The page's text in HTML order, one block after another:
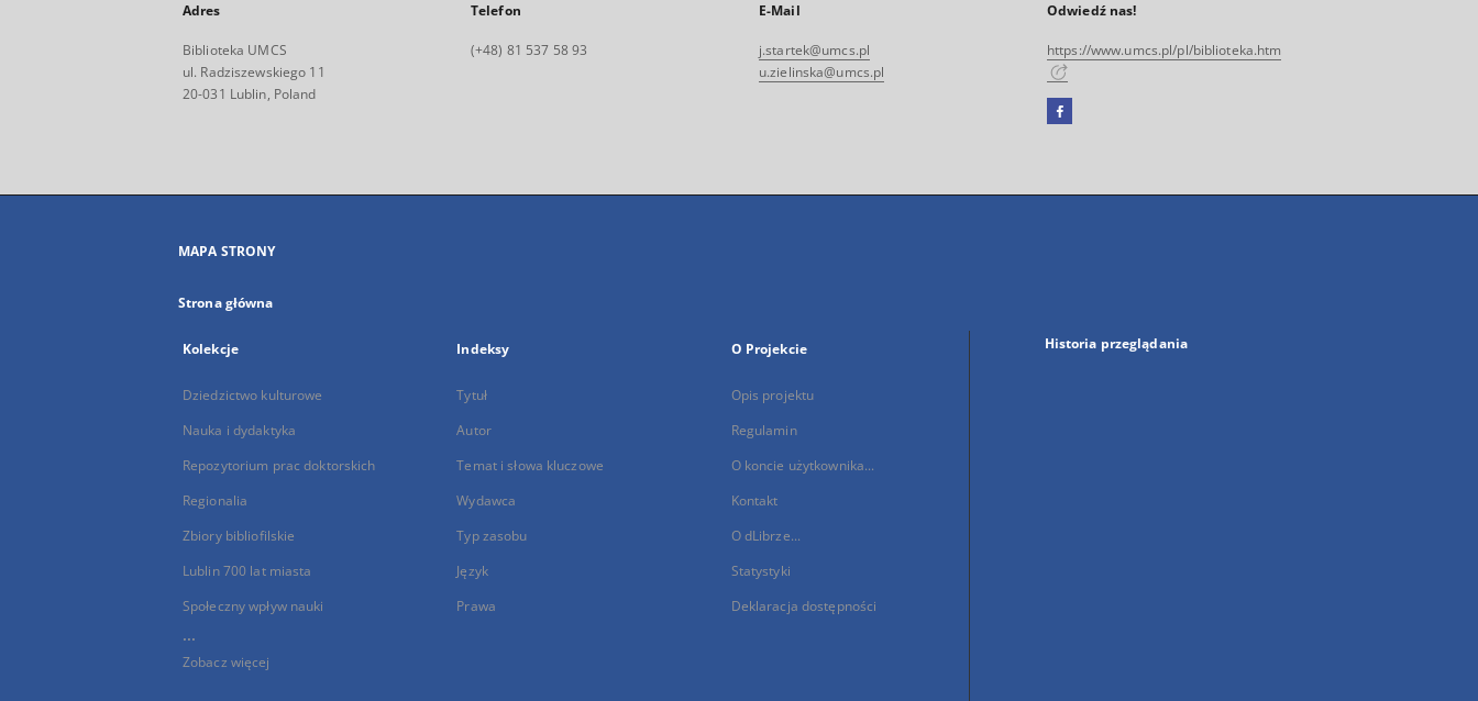
Adres
Biblioteka UMCS
ul. Radziszewskiego 11
20-031 Lublin, Poland
Telefon
(+48) 81 537 58 93
E-Mail
j.startek@umcs.pl
u.zielinska@umcs.pl
Odwiedź nas!
https://www.umcs.pl/pl/biblioteka.htm
Facebook
się
MAPA STRONY
Strona główna
Kolekcje
Dziedzictwo kulturowe
Nauka i dydaktyka
Repozytorium prac doktorskich
Regionalia
Zbiory bibliofilskie
Lublin 700 lat miasta
Społeczny wpływ nauki
...
Zobacz więcej
Indeksy
Tytuł
Autor
Temat i słowa kluczowe
Wydawca
Typ zasobu
Język
Prawa
O Projekcie
Opis projektu
Regulamin
O koncie użytkownika...
Kontakt
O dLibrze...
Statystyki
Deklaracja dostępności
Historia przeglądania